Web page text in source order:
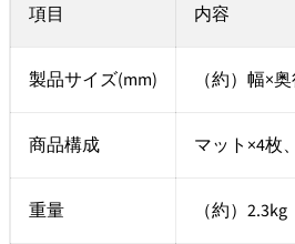
項目 内容
製品サイズ(mm) （約）幅×
商品構成 マット×4枚
重量 （約）2.3kg